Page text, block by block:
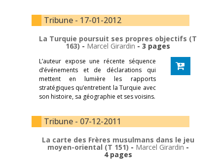
Tribune - 17-01-2012
La Turquie poursuit ses propres objectifs (T
163) - Marcel Girardin - 3 pages
L’auteur expose une récente séquence
d’événements et de déclarations qui
mettent en lumière les rapports
stratégiques qu’entretient la Turquie avec
son histoire, sa géographie et ses voisins.
Tribune - 07-12-2011
La carte des Frères musulmans dans le jeu
moyen-oriental (T 151) - Marcel Girardin-
4 pages